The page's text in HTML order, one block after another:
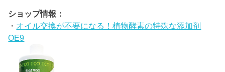
ショップ情報：
・ オイル交換が不要になる！植物酵素の特殊な添加剤
OE9